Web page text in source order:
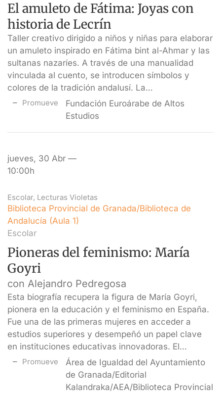
El amuleto de Fátima: Joyas con
historia de Lecrín
Taller creativo dirigido a niños y niñas para elaborar
un amuleto inspirado en Fátima bint al-Ahmar y las
sultanas nazaríes. A través de una manualidad
vinculada al cuento, se introducen símbolos y
colores de la tradición andalusí. La…
Promueve
Fundación Euroárabe de Altos
Estudios
jueves, 30 Abr —
10:00h
Escolar, Lecturas Violetas
Biblioteca Provincial de Granada/Biblioteca de
Andalucía (Aula 1)
Escolar
Pioneras del feminismo: María
Goyri
con Alejandro Pedregosa
Esta biografía recupera la figura de María Goyri,
pionera en la educación y el feminismo en España.
Fue una de las primeras mujeres en acceder a
estudios superiores y desempeñó un papel clave
en instituciones educativas innovadoras. El…
Promueve
Área de Igualdad del Ayuntamiento
de Granada/Editorial
Kalandraka/AEA/Biblioteca Provincial